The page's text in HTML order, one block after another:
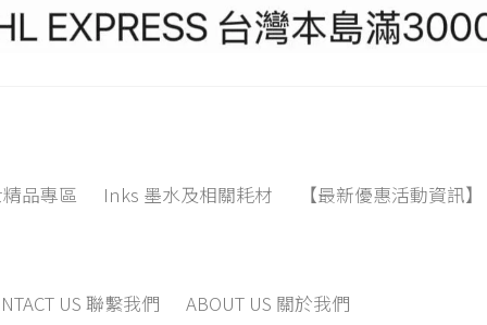
品專區 Inks 墨水及相關耗材 【最新優惠活動資訊】
US 聯繫我們 ABOUT US 關於我們